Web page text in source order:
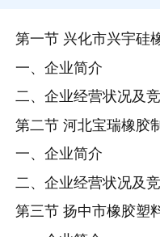
第一节 兴化市兴宇硅
一、企业简介
二、企业经营状况及
第二节 河北宝瑞橡胶
一、企业简介
二、企业经营状况及
第三节 扬中市橡胶塑